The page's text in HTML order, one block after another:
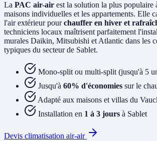
La PAC air-air est la solution la plus populaire
maisons individuelles et les appartements. Elle
l'air extérieur pourchauffer en hiver et
techniciens locaux maîtrisent parfaitement
murales Daikin, Mitsubishi et Atlantic dans les
typiques du secteur de Sablet.
Mono-split ou multi-split (jusqu'à 5
Jusqu'à 60% d'économies sur le
Adapté aux maisons et villas du
Installation en 1 à 3 jours à Sablet
Devis climatisation air-air